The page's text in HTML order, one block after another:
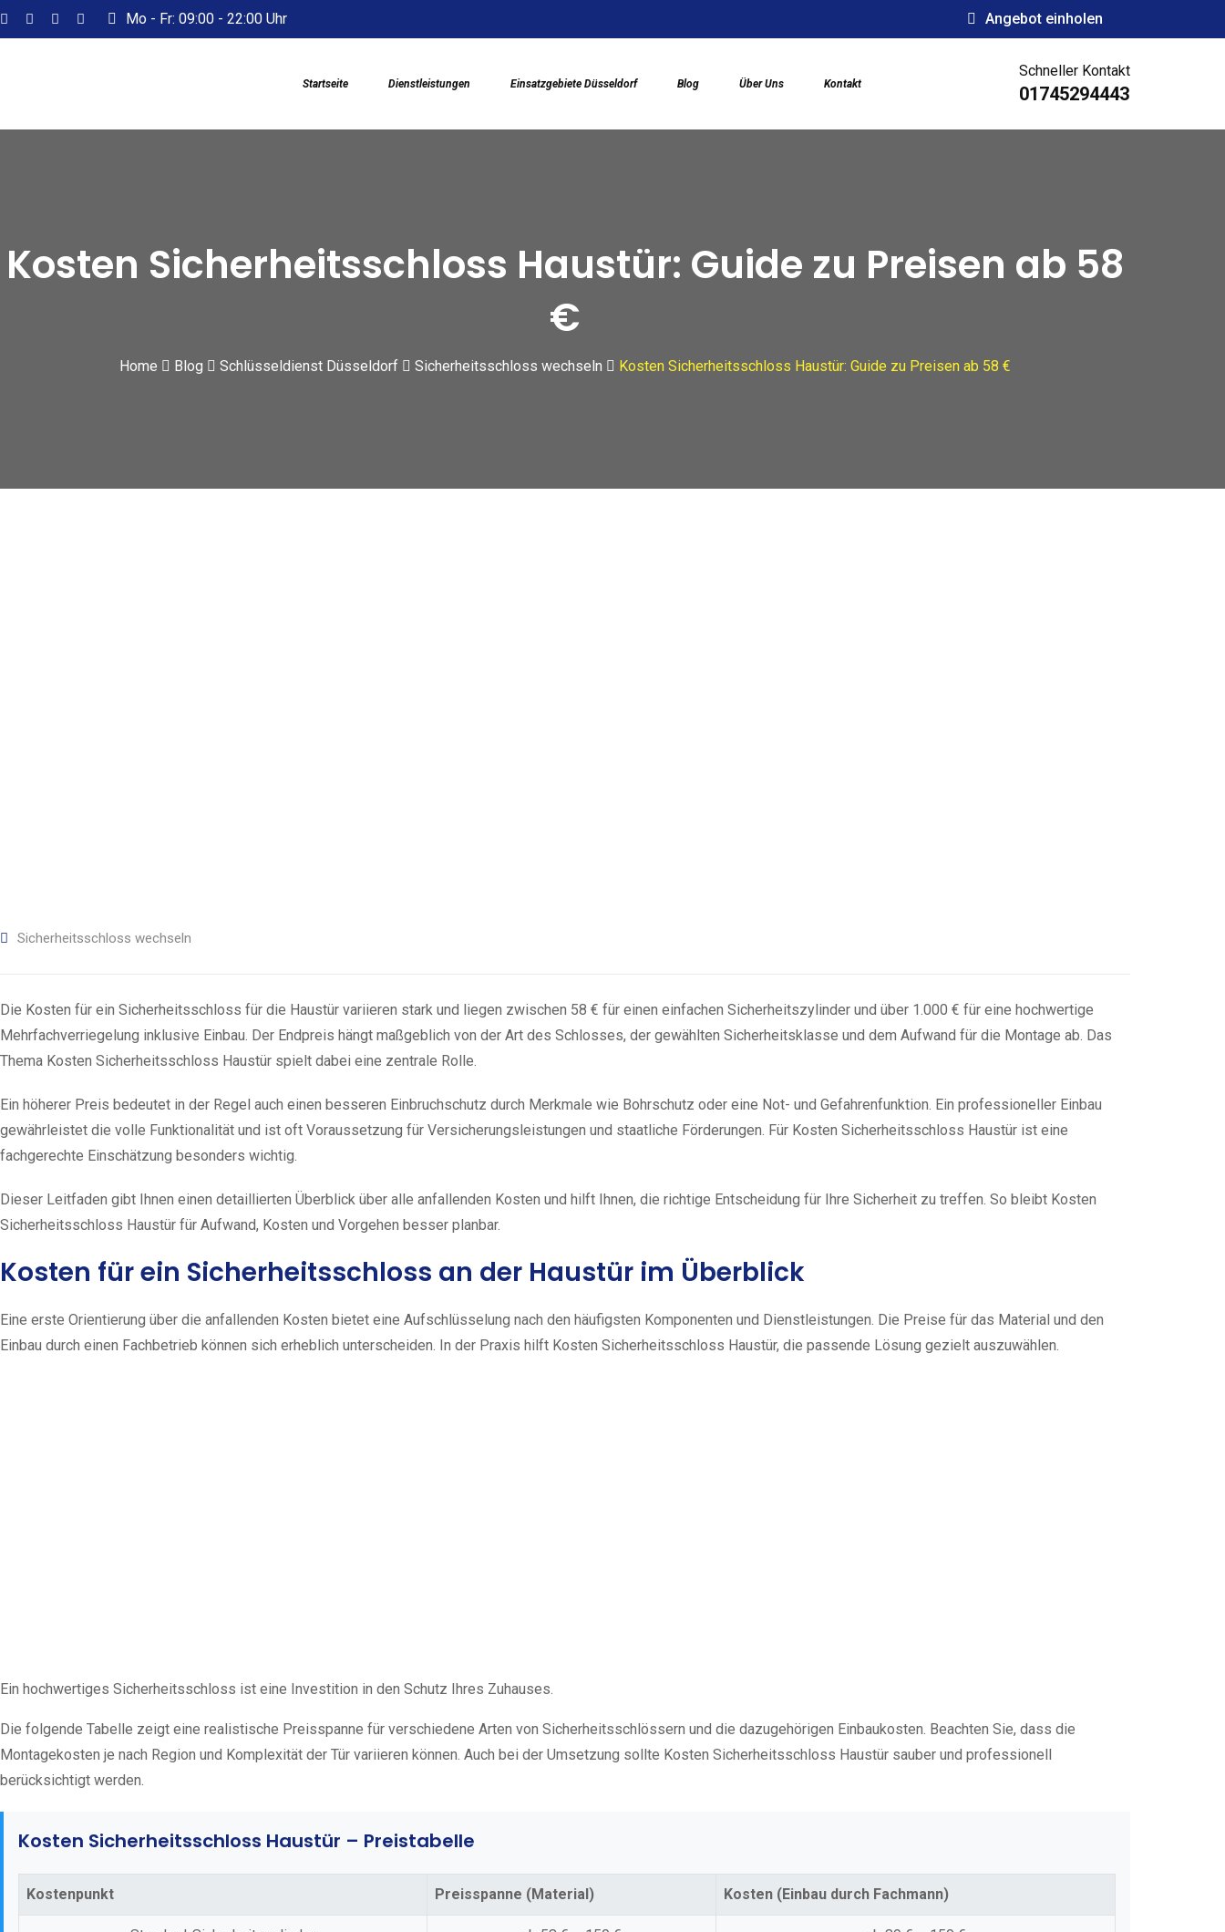
S
k
Mo - Fr: 09:00 - 22:00 Uhr Angebot einholen
Startseite Dienstleistungen Einsatzgebiete Düsseldorf Blog Über Uns Kontakt
Schneller Kontakt
01745294443
Kosten Sicherheitsschloss Haustür: Guide zu Preisen ab 58
€
Home Blog Schlüsseldienst Düsseldorf Sicherheitsschloss wechseln Kosten Sicherheitsschloss Haustür: Guide zu Preisen ab 58 €
Sicherheitsschloss wechseln
Die Kosten für ein Sicherheitsschloss für die Haustür variieren stark und liegen zwischen 58 € für einen einfachen Sicherheitszylinder und über 1.000 € für eine hochwertige
Mehrfachverriegelung inklusive Einbau. Der Endpreis hängt maßgeblich von der Art des Schlosses, der gewählten Sicherheitsklasse und dem Aufwand für die Montage ab. Das
Thema Kosten Sicherheitsschloss Haustür spielt dabei eine zentrale Rolle.
Ein höherer Preis bedeutet in der Regel auch einen besseren Einbruchschutz durch Merkmale wie Bohrschutz oder eine Not- und Gefahrenfunktion. Ein professioneller Einbau
gewährleistet die volle Funktionalität und ist oft Voraussetzung für Versicherungsleistungen und staatliche Förderungen. Für Kosten Sicherheitsschloss Haustür ist eine
fachgerechte Einschätzung besonders wichtig.
Dieser Leitfaden gibt Ihnen einen detaillierten Überblick über alle anfallenden Kosten und hilft Ihnen, die richtige Entscheidung für Ihre Sicherheit zu treffen. So bleibt Kosten
Sicherheitsschloss Haustür für Aufwand, Kosten und Vorgehen besser planbar.
Kosten für ein Sicherheitsschloss an der Haustür im Überblick
Eine erste Orientierung über die anfallenden Kosten bietet eine Aufschlüsselung nach den häufigsten Komponenten und Dienstleistungen. Die Preise für das Material und den
Einbau durch einen Fachbetrieb können sich erheblich unterscheiden. In der Praxis hilft Kosten Sicherheitsschloss Haustür, die passende Lösung gezielt auszuwählen.
Ein hochwertiges Sicherheitsschloss ist eine Investition in den Schutz Ihres Zuhauses.
Die folgende Tabelle zeigt eine realistische Preisspanne für verschiedene Arten von Sicherheitsschlössern und die dazugehörigen Einbaukosten. Beachten Sie, dass die
Montagekosten je nach Region und Komplexität der Tür variieren können. Auch bei der Umsetzung sollte Kosten Sicherheitsschloss Haustür sauber und professionell
berücksichtigt werden.
Kosten Sicherheitsschloss Haustür – Preistabelle
Kostenpunkt Preisspanne (Material) Kosten (Einbau durch Fachmann)